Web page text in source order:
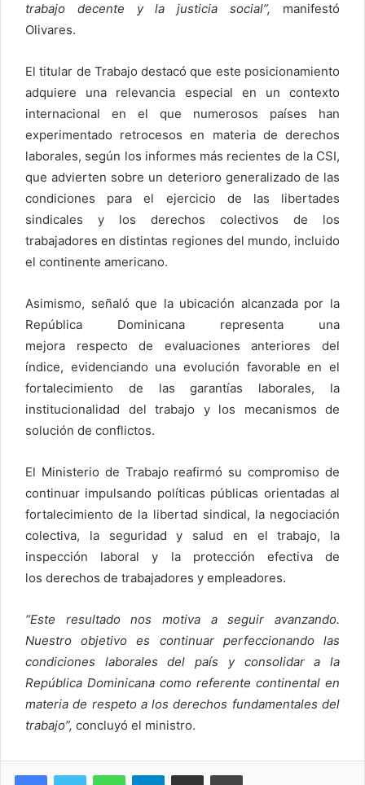
trabajo decente y la justicia social”, manifestó
Olivares.
El titular de Trabajo destacó que este posicionamiento
adquiere una relevancia especial en un contexto
internacional en el que numerosos países han
experimentado retrocesos en materia de derechos
laborales, según los informes más recientes de la CSI,
que advierten sobre un deterioro generalizado de las
condiciones para el ejercicio de las libertades
sindicales y los derechos colectivos de los
trabajadores en distintas regiones del mundo, incluido
el continente americano.
Asimismo, señaló que la ubicación alcanzada por la
República Dominicana representa una
mejora respecto de evaluaciones anteriores del
índice, evidenciando una evolución favorable en el
fortalecimiento de las garantías laborales, la
institucionalidad del trabajo y los mecanismos de
solución de conflictos.
El Ministerio de Trabajo reafirmó su compromiso de
continuar impulsando políticas públicas orientadas al
fortalecimiento de la libertad sindical, la negociación
colectiva, la seguridad y salud en el trabajo, la
inspección laboral y la protección efectiva de
los derechos de trabajadores y empleadores.
“Este resultado nos motiva a seguir avanzando.
Nuestro objetivo es continuar perfeccionando las
condiciones laborales del país y consolidar a la
República Dominicana como referente continental en
materia de respeto a los derechos fundamentales del
trabajo”, concluyó el ministro.
WhatsAppTelegramCompartir via Email Imprimi